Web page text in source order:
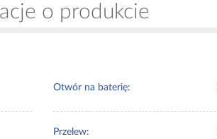
o produkcie
Otwór na baterię:
Przelew: